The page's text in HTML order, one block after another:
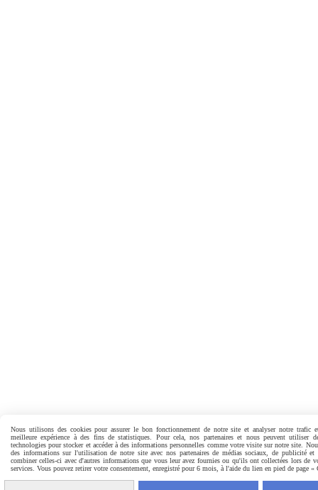
Nous utilisons des cookies pour assurer le bon fonctionnement de notre site et analyser notre trafic
meilleure expérience à des fins de statistiques. Pour cela, nos partenaires et nous peuvent utiliser
technologies pour stocker et accéder à des informations personnelles comme votre visite sur notre site.
des informations sur l'utilisation de notre site avec nos partenaires de médias sociaux, de publicité et
combiner celles-ci avec d'autres informations que vous leur avez fournies ou qu'ils ont collectées lors de
services. Vous pouvez retirer votre consentement, enregistré pour 6 mois, à l'aide du lien en pied de page